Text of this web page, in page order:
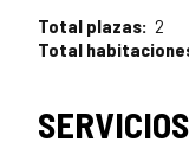
Total plazas 2
Total
SERVICIOS